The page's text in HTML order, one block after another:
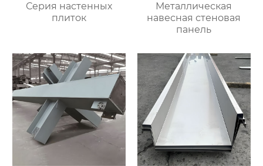
Серия настенных
плиток
Металлическая
навесная стеновая
панель